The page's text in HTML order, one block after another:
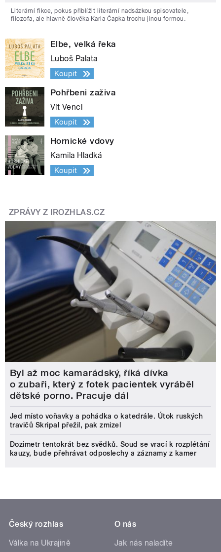
Literární fikce, pokus přiblížit literární nadsázkou spisovatele,
filozofa, ale hlavně člověka Karla Čapka trochu jinou formou.
Elbe, velká řeka
Luboš Palata
Koupit
Pohřbeni zaživa
Vít Vencl
Koupit
Hornické vdovy
Kamila Hladká
Koupit
ZPRÁVY Z IROZHLAS.CZ
Byl až moc kamarádský, říká dívka
o zubaři, který z fotek pacientek vyráběl
dětské porno. Pracuje dál
Jed místo voňavky a pohádka o katedrále. Útok ruských
travičů Skripal přežil, pak zmizel
Dozimetr tentokrát bez svědků. Soud se vrací k rozplétání
kauzy, bude přehrávat odposlechy a záznamy z kamer
Český rozhlas
Válka na Ukrajině
O nás
Jak nás naladíte